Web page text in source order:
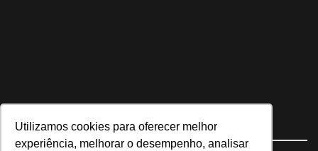
Utilizamos cookies para oferecer melhor
experiência, melhorar o desempenho, analisar
Navegue no site